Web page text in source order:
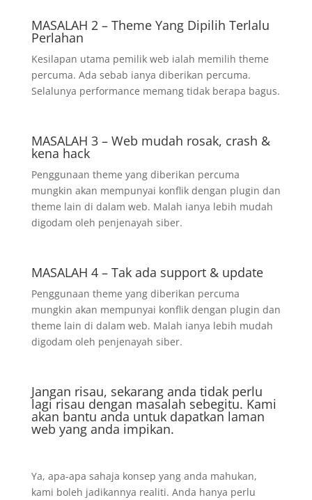
MASALAH 2 – Theme Yang Dipilih Terlalu
Perlahan
Kesilapan utama pemilik web ialah memilih theme
percuma. Ada sebab ianya diberikan percuma.
Selalunya performance memang tidak berapa bagus.
MASALAH 3 – Web mudah rosak, crash &
kena hack
Penggunaan theme yang diberikan percuma
mungkin akan mempunyai konflik dengan plugin dan
theme lain di dalam web. Malah ianya lebih mudah
digodam oleh penjenayah siber.
MASALAH 4 – Tak ada support & update
Penggunaan theme yang diberikan percuma
mungkin akan mempunyai konflik dengan plugin dan
theme lain di dalam web. Malah ianya lebih mudah
digodam oleh penjenayah siber.
Jangan risau, sekarang anda tidak perlu
lagi risau dengan masalah sebegitu. Kami
akan bantu anda untuk dapatkan laman
web yang anda impikan.
Ya, apa-apa sahaja konsep yang anda mahukan,
kami boleh jadikannya realiti. Anda hanya perlu